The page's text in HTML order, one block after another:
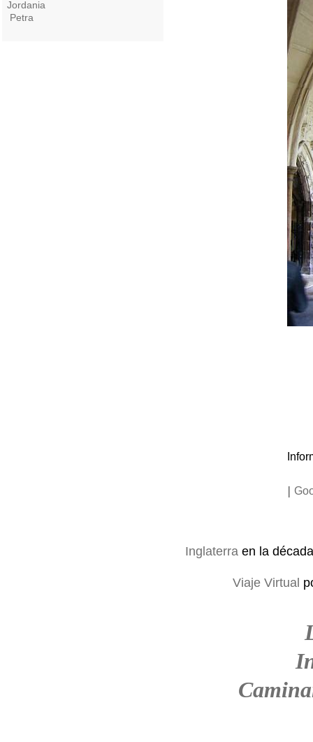
Jordania
Petra
|
Inglaterra en la
Viaje Virtual